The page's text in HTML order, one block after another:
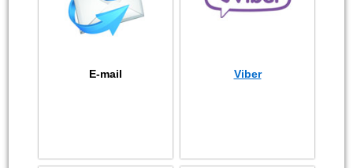
E-mail Viber